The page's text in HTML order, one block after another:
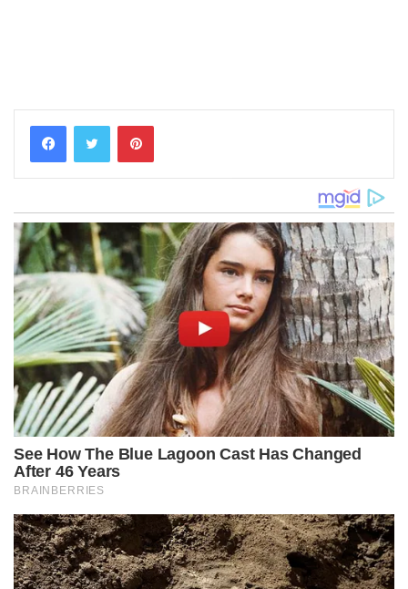
Pinterest